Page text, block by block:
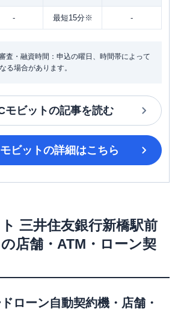
- 最短15分※ -
査・融資時間：申込の曜日、時間帯によって
る場合があります。
モビットの記事を読む
ビットの詳細はこちら
三井住友銀行新橋駅前
店舗・ATM・ローン契
ローン自動契約機・店舗・